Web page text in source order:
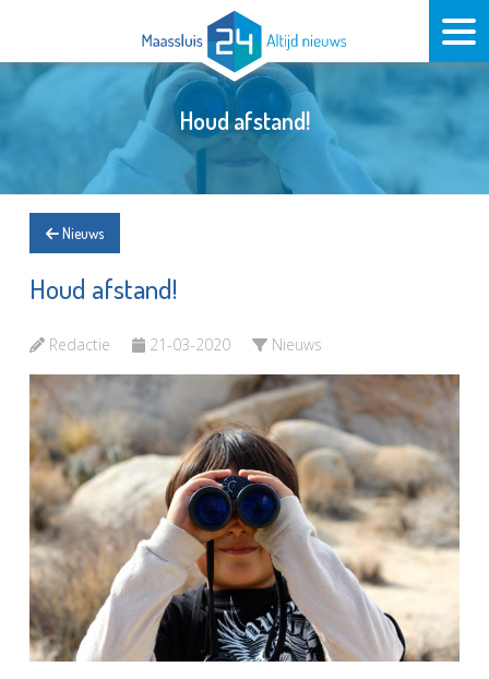
Houd afstand!
Nieuws
Houd afstand!
Redactie 21-03-2020 Nieuws